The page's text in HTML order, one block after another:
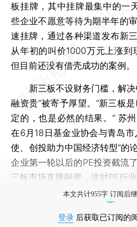
板挂牌，其中挂牌最集中的一
些企业不愿意等待为期半年的
速挂牌，通过各种渠道发布新
从年初的叫价1000万元上涨到
但目前还没有借壳成功的案例。
新三板不设财务门槛，解决
融资贵”被寄予厚望。“新三板
定的，也是必然的结果。” 苏
在6月18日基金业协会与青岛市
使、创投助力中国经济转型”的
企业第一轮以后的PE投资截流
三板市场直接融资，这对PE行
本文共计955字 订阅后
登录 后获取已订阅的